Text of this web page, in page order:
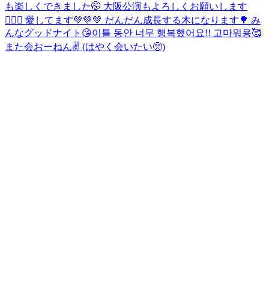
も楽しくできました🤭 大阪公演もよろしくお願いします
🙇🏻‍♂️ 愛してます💚💚💚 だんだん成長する木になります🌳 み
んなグッドナイト😘이틀 동안 너무 행복했어요!! 고마워용🥰
また会おーねん✌️ (はやく会いたい🥺)